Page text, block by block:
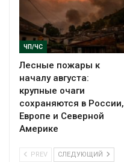
ЧП/ЧС
Лесные пожары к
началу августа:
крупные очаги
сохраняются в России,
Европе и Северной
Америке
PREV СЛЕДУЮЩИЙ